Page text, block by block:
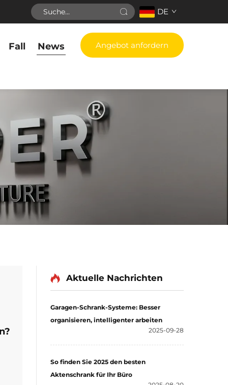
DE
Fall News Angebot anfordern
Aktuelle Nachrichten
Garagen-Schrank-Systeme: Besser
organisieren, intelligenter arbeiten
2025-09-28
So finden Sie 2025 den besten
Aktenschrank für Ihr Büro